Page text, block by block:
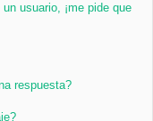
usuario, ¡me pide que
respuesta?